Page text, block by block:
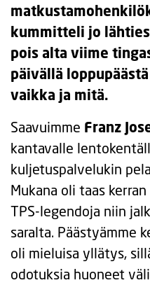
kummitteli jo
pois alta viime
päivällä
vaikka ja mitä.
Saavuimme Franz
kantavalle
kuljetuspalvelukin
Mukana oli taas
TPS-legendoja niin
saralta. Päästyämme
oli mieluisa yllätys,
odotuksia huoneet